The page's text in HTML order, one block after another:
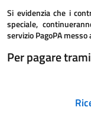
Si evidenzia che i
speciale,
servizio PagoPA
Per pagare